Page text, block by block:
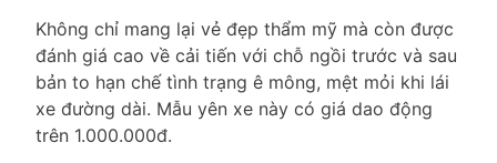
Không chỉ mang lại vẻ đẹp thẩm mỹ mà còn được
đánh giá cao về cải tiến với chỗ ngồi trước và sau
bản to hạn chế tình trạng ê mông, mệt mỏi khi lái
xe đường dài. Mẫu yên xe này có giá dao động
trên 1.000.000đ.